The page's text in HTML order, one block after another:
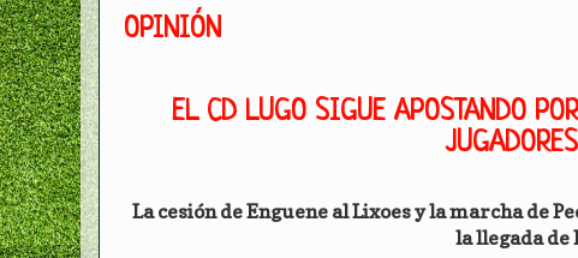
OPINIÓN
EL CD LUGO SIGUE APOSTANDO
La cesión de Enguene al Lixoes y la marcha de
la llegada de